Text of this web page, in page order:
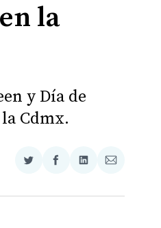
la
y Día de
Cdmx.
Compartir
Twitter
Compartir
Facebook
Compartir
LinkedIn
Compartir
Email